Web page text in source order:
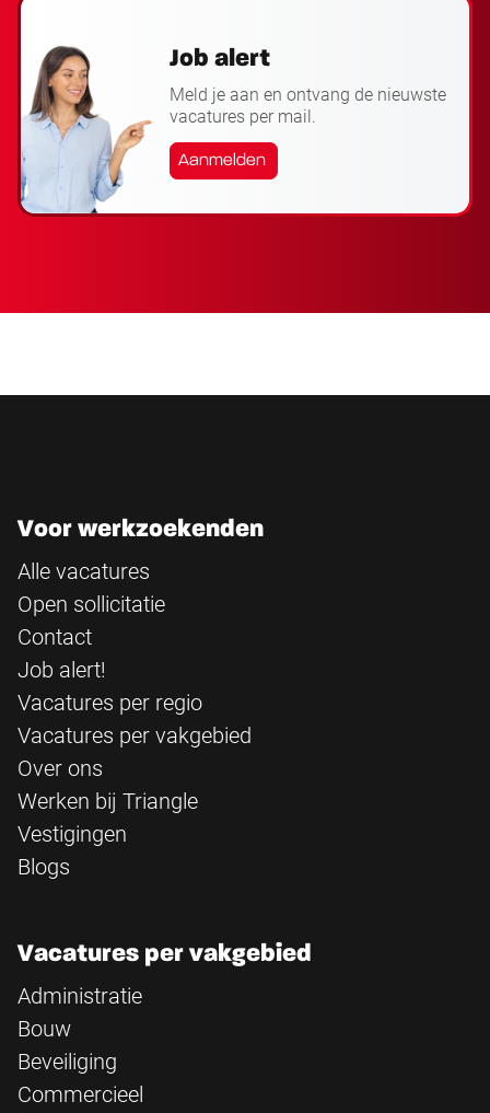
Job alert
Meld je aan en ontvang de nieuwste
vacatures per mail.
Aanmelden
Voor werkzoekenden
Alle vacatures
Open sollicitatie
Contact
Job alert!
Vacatures per regio
Vacatures per vakgebied
Over ons
Werken bij Triangle
Vestigingen
Blogs
Vacatures per vakgebied
Administratie
Bouw
Beveiliging
Commercieel